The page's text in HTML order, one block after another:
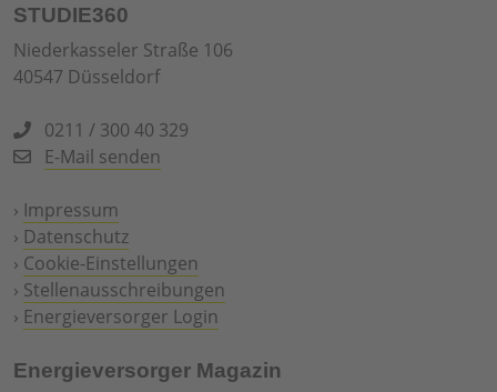
STUDIE360
Niederkasseler Straße 106
40547 Düsseldorf
0211 / 300 40 329
E-Mail senden
› Impressum
› Datenschutz
› Cookie-Einstellungen
› Stellenausschreibungen
› Energieversorger Login
Energieversorger Magazin